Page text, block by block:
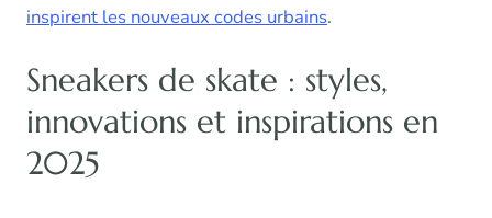
inspirent les nouveaux codes urbains.
Sneakers de skate : styles,
innovations et inspirations en
2025